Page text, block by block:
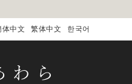
体中文 繁体中文 한국어